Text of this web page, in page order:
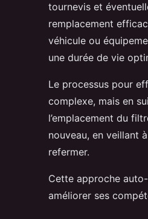
tournevis et
remplacement
véhicule ou
une durée de vie
Le processus pour
complexe, mais en
l’emplacement du
nouveau, en veillant
refermer.
Cette approche
améliorer ses